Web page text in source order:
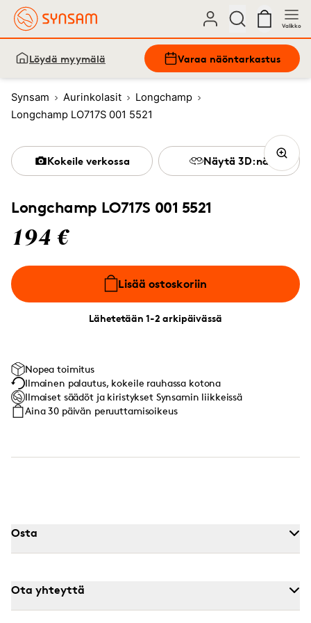
Valikko
Löydä myymälä Varaa näöntarkastus
Synsam Aurinkolasit
Longchamp
Longchamp LO717S 001 5521
Longchamp LO717S 001 5521
194 €
Lisää ostoskoriin
Lähetetään 1-2 arkipäivässä
Kokeile verkossa Näytä 3D:nä
Nopea toimitus
Ilmainen palautus, kokeile rauhassa kotona
Ilmaiset säädöt ja kiristykset Synsamin liikkeissä
Aina 30 päivän peruuttamisoikeus
Osta
Ota yhteyttä